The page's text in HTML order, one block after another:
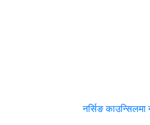
नर्सिङ काउन्सिलमा